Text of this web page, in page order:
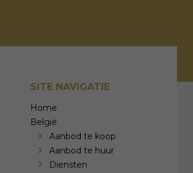
SITE NAVIGATIE
Home
België
Aanbod te koop
Aanbod te huur
Diensten